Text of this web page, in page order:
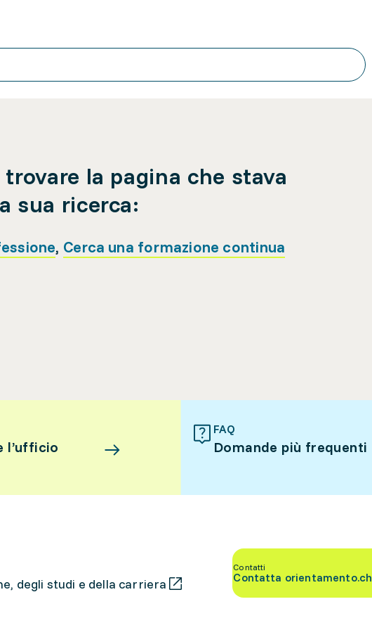
la pagina che stava
sua ricerca:
, Cerca una formazione continua
l’ufficio
FAQ
Domande più frequenti
degli studi e della carriera
Contatti
Contatta orientamento.ch